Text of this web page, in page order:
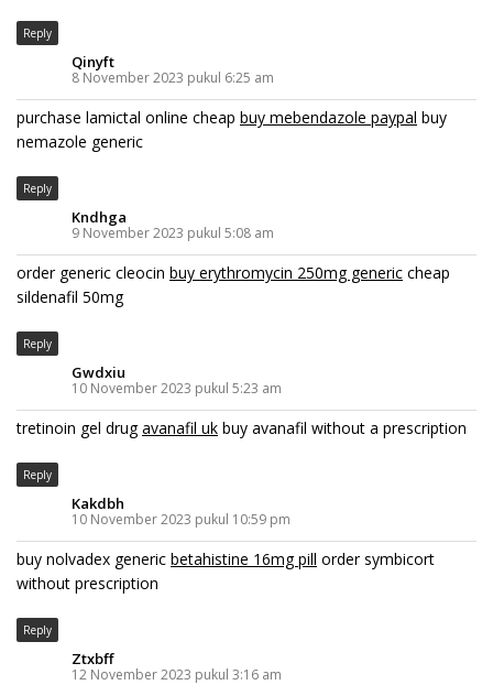
Reply
Qinyft
8 November 2023 pukul 6:25 am
purchase lamictal online cheap buy mebendazole paypal buy
nemazole generic
Reply
Kndhga
9 November 2023 pukul 5:08 am
order generic cleocin buy erythromycin 250mg generic cheap
sildenafil 50mg
Reply
Gwdxiu
10 November 2023 pukul 5:23 am
tretinoin gel drugavanafil uk buy avanafil without a prescription
Reply
Kakdbh
10 November 2023 pukul 10:59 pm
buy nolvadex generic betahistine 16mg pill order symbicort
without prescription
Reply
Ztxbff
12 November 2023 pukul 3:16 am